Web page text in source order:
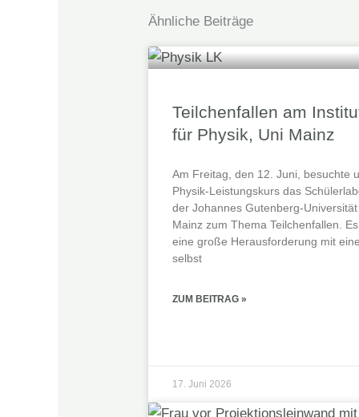
Ähnliche Beiträge
Teilchenfallen am
für Physik, Uni Mainz
Am Freitag, den 12. Juni, besuchte
Physik-Leistungskurs das
der Johannes Gutenberg‑Universität
Mainz zum Thema Teilchenfallen.
eine große Herausforderung mit
selbst
ZUM BEITRAG »
17. Juni 2026